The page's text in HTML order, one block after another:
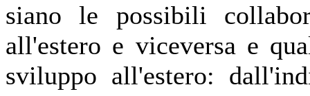
siano le possibili
all'estero e viceversa e
sviluppo all'estero: